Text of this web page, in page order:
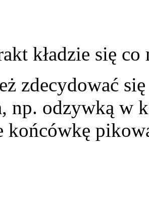
kładzie się
zdecydować
np. odzywką w
końcówkę